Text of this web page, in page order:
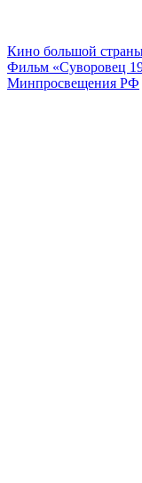
Кино большой
Фильм «Суворовец
Минпросвещения РФ